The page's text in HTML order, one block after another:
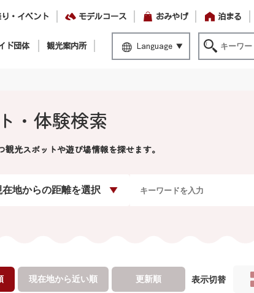
・イベント モデルコース おみやげ 泊まる
ド団体 観光案内所 Language
・体験検索
光スポットや遊び場情報を探せます。
在地からの距離を選択
現在地から近い順 更新順 表示切替